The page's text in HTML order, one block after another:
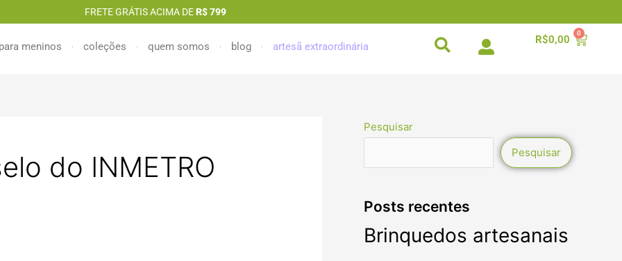
FRETE GRÁTIS ACIMA DER$ 799
para meninos coleções quem somos blog artesã extraordinária
R$0,00 0
do INMETRO
Pesquisar
Pesquisar
Posts recentes
Brinquedos artesanais